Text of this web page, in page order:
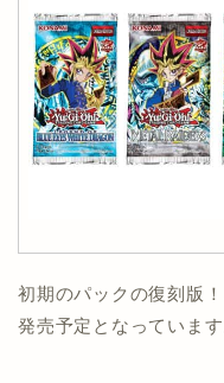
初期のパックの復刻版
発売予定となっています